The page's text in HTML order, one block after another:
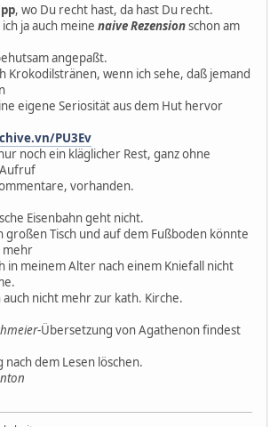
, wo Du recht hast, da hast Du recht.
ja auch meine naive Rezensionschon am
angepaßt.
Krokodilstränen, wenn ich sehe, daß jemand
eigene Seriosität aus dem Hut hervor
PU3Ev
noch ein kläglicher Rest, ganz ohne
vorhanden.
Eisenbahn geht nicht.
großen Tisch und auf dem Fußboden könnte
mehr
in meinem Alter nach einem Kniefall nicht
auch nicht mehr zur kath. Kirche.
-Übersetzung von Agathenon findest
dem Lesen löschen.